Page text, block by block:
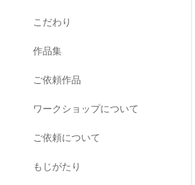
こだわり
作品集
ご依頼作品
ワークショップについて
ご依頼について
もじがたり